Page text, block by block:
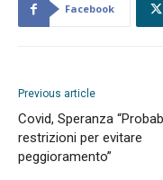
Facebook
Previous article
Covid, Speranza
restrizioni per evitare
peggioramento”